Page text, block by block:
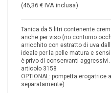
(46,36 € IVA inclusa)
Tanica da 5 litri contenente
anche per viso (no contorno
arricchito con estratto di uva
ideale per la pelle matura e
è privo di conservanti
articolo 3158
OPTIONAL: pompetta erogatrice
separatamente)